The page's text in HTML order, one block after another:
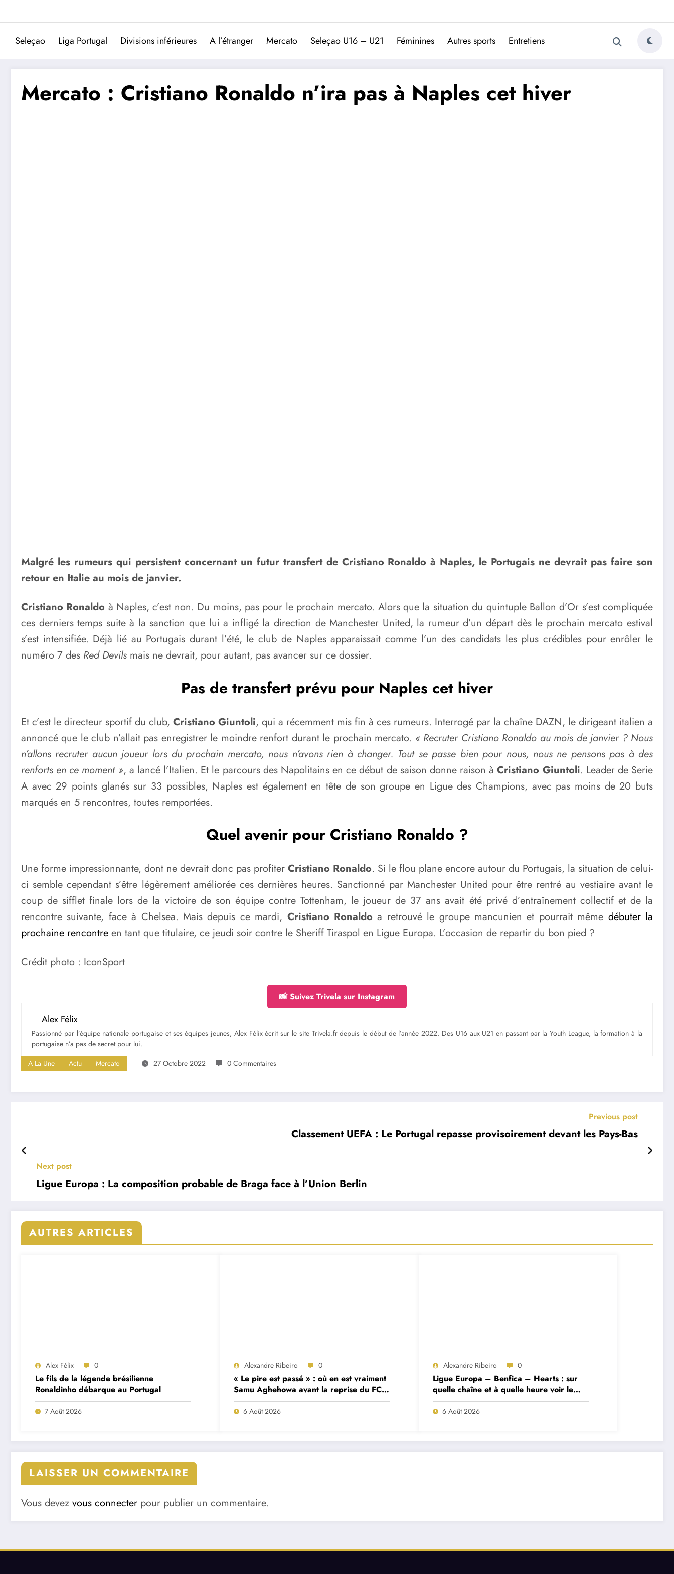
Trivela
L'actualité du football portugais
Seleçao Liga Portugal Divisions inférieures A l’étranger Mercato Seleçao U16 – U21 Féminines Autres sports Entretiens
Mercato : Cristiano Ronaldo n’ira pas à Naples cet hiver
Malgré les rumeurs qui persistent concernant un futur transfert de Cristiano Ronaldo à Naples, le Portugais ne devrait pas faire son
retour en Italie au mois de janvier.
Cristiano Ronaldo à Naples, c’est non. Du moins, pas pour le prochain mercato. Alors que la situation du quintuple Ballon d’Or s’est compliquée
ces derniers temps suite à la sanction que lui a infligé la direction de Manchester United, la rumeur d’un départ dès le prochain mercato estival
s’est intensifiée. Déjà lié au Portugais durant l’été, le club de Naples apparaissait comme l’un des candidats les plus crédibles pour enrôler le
numéro 7 des Red Devils mais ne devrait, pour autant, pas avancer sur ce dossier.
Pas de transfert prévu pour Naples cet hiver
Et c’est le directeur sportif du club, Cristiano Giuntoli, qui a récemment mis fin à ces rumeurs. Interrogé par la chaîne DAZN, le dirigeant italien a
annoncé que le club n’allait pas enregistrer le moindre renfort durant le prochain mercato. « Recruter Cristiano Ronaldo au mois de janvier ? Nous
n’allons recruter aucun joueur lors du prochain mercato, nous n’avons rien à changer. Tout se passe bien pour nous, nous ne pensons pas à des
renforts en ce moment », a lancé l’Italien. Et le parcours des Napolitains en ce début de saison donne raison à Cristiano Giuntoli. Leader de Serie
A avec 29 points glanés sur 33 possibles, Naples est également en tête de son groupe en Ligue des Champions, avec pas moins de 20 buts
marqués en 5 rencontres, toutes remportées.
Quel avenir pour Cristiano Ronaldo ?
Une forme impressionnante, dont ne devrait donc pas profiter Cristiano Ronaldo. Si le flou plane encore autour du Portugais, la situation de celui-
ci semble cependant s’être légèrement améliorée ces dernières heures. Sanctionné par Manchester United pour être rentré au vestiaire avant le
coup de sifflet finale lors de la victoire de son équipe contre Tottenham, le joueur de 37 ans avait été privé d’entraînement collectif et de la
rencontre suivante, face à Chelsea. Mais depuis ce mardi, Cristiano Ronaldo a retrouvé le groupe mancunien et pourrait même débuter la
prochaine rencontre en tant que titulaire, ce jeudi soir contre le Sheriff Tiraspol en Ligue Europa. L’occasion de repartir du bon pied ?
Crédit photo : IconSport
📸 Suivez Trivela sur Instagram
Alex Félix
Passionné par l’équipe nationale portugaise et ses équipes jeunes, Alex Félix écrit sur le site Trivela.fr depuis le début de l’année 2022. Des U16 aux U21 en passant par la Youth League, la formation à la
portugaise n’a pas de secret pour lui.
A La Une
Actu Mercato 27 Octobre 2022 0 Commentaires
Previous post
Classement UEFA : Le Portugal repasse provisoirement devant les Pays-Bas
Next post
Ligue Europa : La composition probable de Braga face à l’Union Berlin
AUTRES ARTICLES
Alex Félix 0
Le fils de la légende brésilienne
Ronaldinho débarque au Portugal
7 Août 2026
Alexandre Ribeiro 0
« Le pire est passé » : où en est vraiment
Samu Aghehowa avant la reprise du FC
Porto ?
6 Août 2026
Alexandre Ribeiro 0
Ligue Europa – Benfica – Hearts : sur
quelle chaîne et à quelle heure voir le
match ?
6 Août 2026
LAISSER UN COMMENTAIRE
Vous devez vous connecter pour publier un commentaire.